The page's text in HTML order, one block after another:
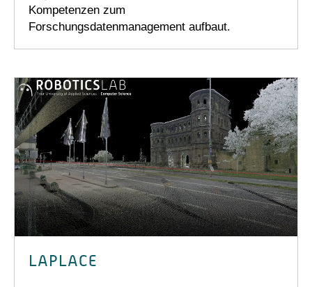
Kompetenzen zum
Forschungsdatenmanagement aufbaut.
LAPLACE